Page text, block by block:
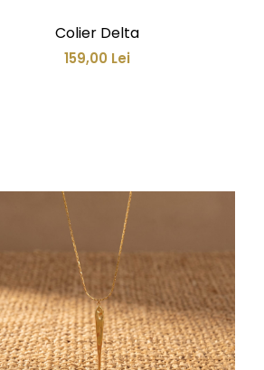
Colier Delta
159,00 Lei